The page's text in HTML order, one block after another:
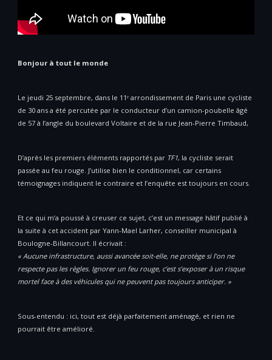
Bonjour à tout le monde
Le jeudi 25 septembre, dans le 11ᵉ arrondissement de Paris une cycliste
de 30 ans a été percutée par le conducteur d’un camion-poubelle âgé
de 57 à l’angle du boulevard Voltaire et de la rue Jean-Pierre Timbaud,
D’après les premiers éléments rapportés par TF1, la cycliste serait
passée au feu rouge. J’utilise bien le conditionnel, car certains
témoignages indiquent le contraire et l’enquête est toujours en cours.
Et ce qui m’a poussé à creuser ce sujet, c’est un message hâtif publié à
la suite à cet accident par Yann-Mael Larher, conseiller municipal à
Boulogne-Billancourt. Il écrivait :
« Aucune infrastructure, aussi avancée soit-elle, ne protège si l’on ne
respecte pas les règles. Ignorer un feu rouge, c’est s’exposer à un risque
mortel face à des véhicules qui ne peuvent pas toujours anticiper. »
Sous-entendu : ici, tout est déjà parfaitement aménagé, et rien ne
pourrait être amélioré.